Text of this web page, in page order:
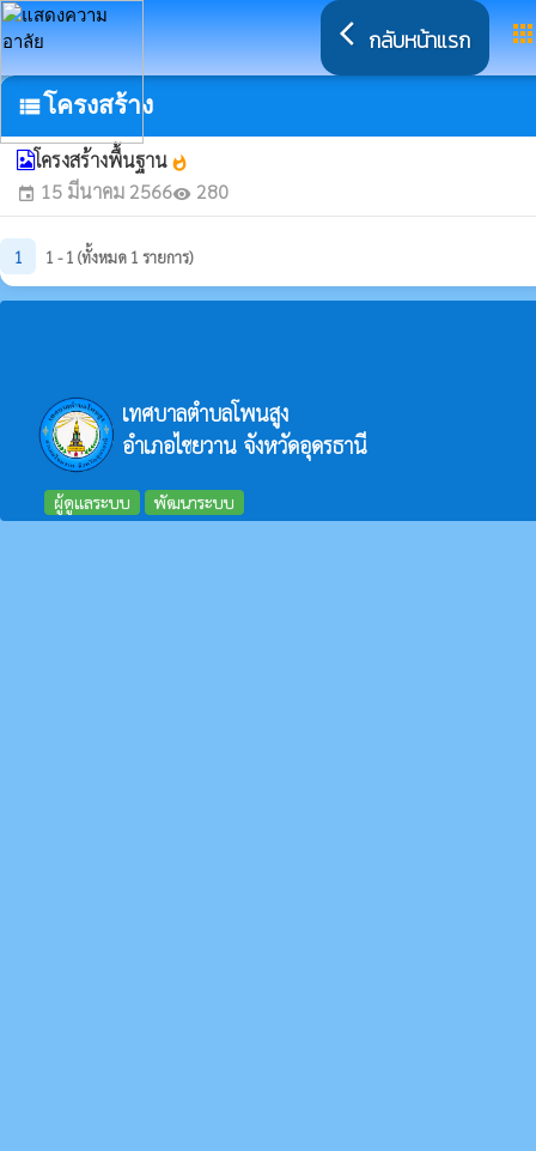
arrow_back_ios กลับหน้าแรก apps
view_listโครงสร้าง
โครงสร้างพื้นฐาน whatshot
event 15 มีนาคม 2566visibility 280
1 1 - 1 (ทั้งหมด 1 รายการ)
เทศบาลตำบลโพนสูง
อำเภอไชยวาน จังหวัดอุดรธานี
ผู้ดูแลระบบ พัฒนาระบบ